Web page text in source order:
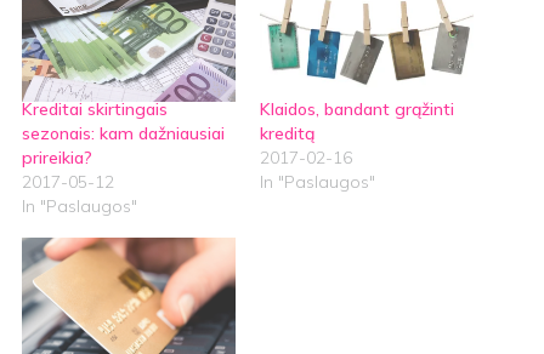
Kreditai skirtingais
sezonais: kam dažniausiai
prireikia?
2017-05-12
In "Paslaugos"
Klaidos, bandant grąžinti
kreditą
2017-02-16
In "Paslaugos"